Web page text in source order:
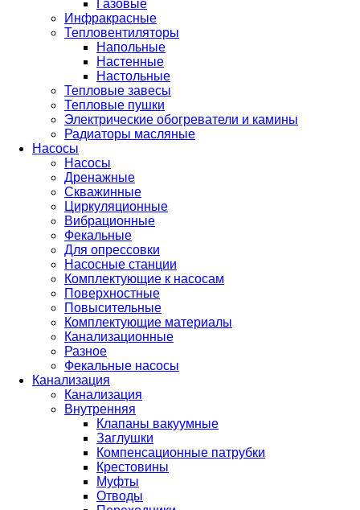
Газовые
Инфракрасные
Тепловентиляторы
Напольные
Настенные
Настольные
Тепловые завесы
Тепловые пушки
Электрические обогреватели и камины
Радиаторы масляные
Насосы
Насосы
Дренажные
Скважинные
Циркуляционные
Вибрационные
Фекальные
Для опрессовки
Насосные станции
Комплектующие к насосам
Поверхностные
Повысительные
Комплектующие материалы
Канализационные
Разное
Фекальные насосы
Канализация
Канализация
Внутренняя
Клапаны вакуумные
Заглушки
Компенсационные патрубки
Крестовины
Муфты
Отводы